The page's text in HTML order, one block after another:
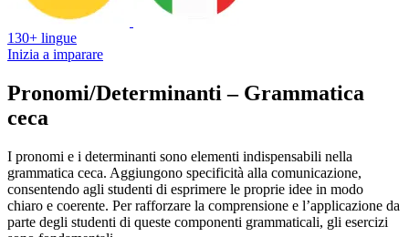
130+ lingue
Inizia a imparare
Pronomi/Determinanti – Grammatica
ceca
I pronomi e i determinanti sono elementi indispensabili nella
grammatica ceca. Aggiungono specificità alla comunicazione,
consentendo agli studenti di esprimere le proprie idee in modo
chiaro e coerente. Per rafforzare la comprensione e l’applicazione da
parte degli studenti di queste componenti grammaticali, gli esercizi